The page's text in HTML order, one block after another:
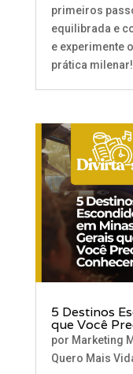
primeiros
equilibrada e
e experimente
prática milenar!
5 Destinos
que Você
por Marketing
Quero Mais